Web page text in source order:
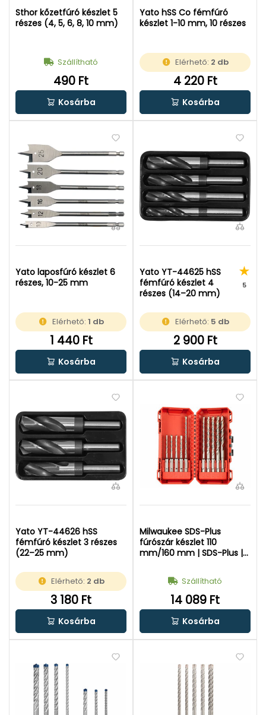
Sthor kőzetfúró készlet 5
részes (4, 5, 6, 8, 10 mm)
Szállítható
490 Ft
Kosárba
Yato hSS Co fémfúró
készlet 1-10 mm, 10 részes
Elérhető: 2 db
4 220 Ft
Kosárba
Yato laposfúró készlet 6
részes, 10-25 mm
Elérhető: 1 db
1 440 Ft
Kosárba
Yato YT-44625 hSS
fémfúró készlet 4
részes (14–20 mm)
5
Elérhető: 5 db
2 900 Ft
Kosárba
Yato YT-44626 hSS
fémfúró készlet 3 részes
(22–25 mm)
Elérhető: 2 db
3 180 Ft
Kosárba
Milwaukee SDS-Plus
fúrószár készlet 110
mm/160 mm | SDS-Plus |
Szállítható
14 089 Ft
Kosárba